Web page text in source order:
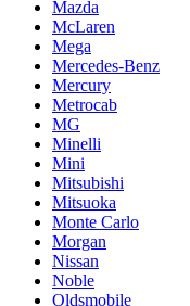
Mazda
McLaren
Mega
Mercedes-Benz
Mercury
Metrocab
MG
Minelli
Mini
Mitsubishi
Mitsuoka
Monte Carlo
Morgan
Nissan
Noble
Oldsmobile